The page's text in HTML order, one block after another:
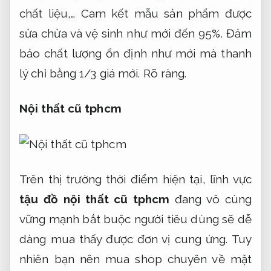
chất liệu,… Cam kết mẫu sản phẩm được
sửa chửa và vệ sinh như mới đến 95%. Đảm
bảo chất lượng ổn định như mới mà thanh
lý chỉ bằng 1/3 giá mới. Rõ ràng.
Nội thất cũ tphcm
Trên thị trường thời điểm hiện tại, lĩnh vực
tậu đồ nội thất cũ tphcm đang vô cùng
vững mạnh bắt buộc người tiêu dùng sẽ dễ
dàng mua thấy được đơn vị cung ứng. Tuy
nhiên bạn nên mua shop chuyên về mặt